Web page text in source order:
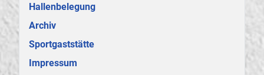
Hallenbelegung
Archiv
Sportgaststätte
Impressum